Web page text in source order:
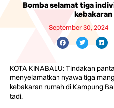
Bomba selamat tiga
kebakaran
September 30, 2024
KOTA KINABALU: Tindakan
menyelamatkan nyawa tiga
kebakaran rumah di Kampung
tadi.